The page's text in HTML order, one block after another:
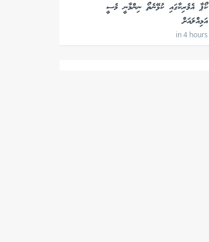
ކޯޕާ އެމެރިކާގައި ކުޅޭނެތޯ ނިންމާނީ މެސީ
އަމިއްލައަށް
in 4 hours